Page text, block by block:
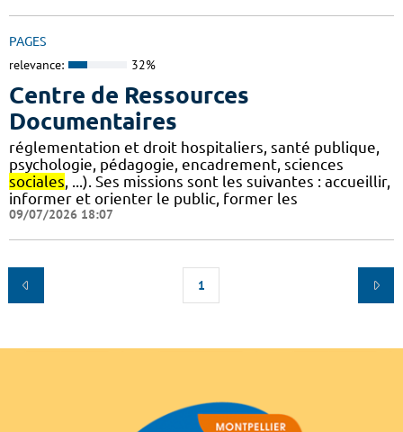
PAGES
relevance: 32%
Centre de Ressources
Documentaires
réglementation et droit hospitaliers, santé publique,
psychologie, pédagogie, encadrement, sciences
sociales , ...). Ses missions sont les suivantes : accueillir,
informer et orienter le public, former les
09/07/2026 18:07
1